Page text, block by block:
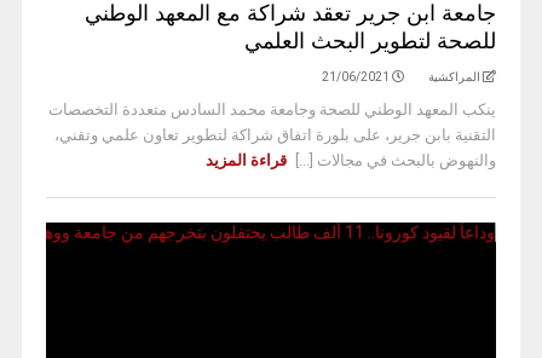
جامعة ابن جرير تعقد شراكة مع المعهد الوطني
للصحة لتطوير البحث العلمي
المراكشية 21/06/2021
ينكب المعهد الوطني للصحة وجامعة محمد السادس متعددة التخصصات
التقنية بابن جرير، على بلورة اتفاق شراكة لتطوير تعاون علمي وتقني،
والنهوض بالبحث في مجالات [...]
قراءة المزيد